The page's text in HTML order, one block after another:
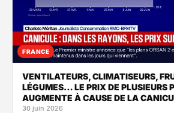
FRANCE
VENTILATEURS, CLIMATISEURS,
LÉGUMES… LE PRIX DE PLUSIEURS
AUGMENTE À CAUSE DE LA
30 juin 2026